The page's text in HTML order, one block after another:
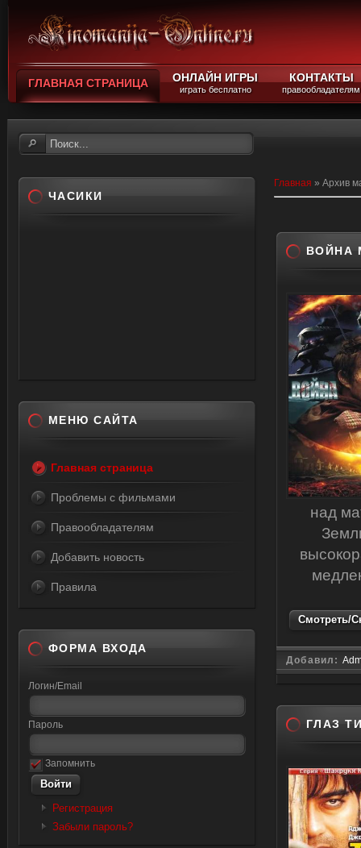
ГЛАВНАЯ СТРАНИЦА ОНЛАЙН ИГРЫ
играть бесплатно
КОНТАКТЫ
правообладателям
Главная » Архив
ВОЙНА
над
Смотреть/
Добавил:
ГЛАЗ
ЧАСИКИ
МЕНЮ САЙТА
Главная страница
Проблемы с фильмами
Правообладателям
Добавить новость
Правила
ФОРМА ВХОДА
Логин/Email
Пароль
Запомнить
Регистрация
Забыли пароль?